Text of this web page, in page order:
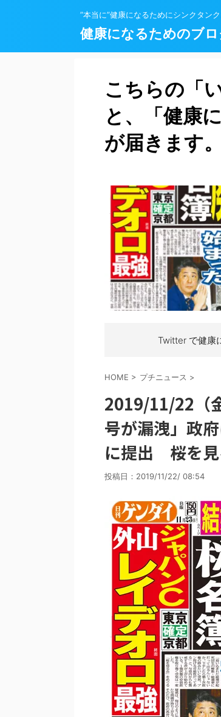
”本当に”健康になるためにシンクタン
健康になるためのブ
こちらの「
と、「健康
が届きます
Twitter で健康
HOME > プチニュース >
2019/11/22（
号が漏洩」政
に提出 桜を見
投稿日： 2019/11/22/ 08:54